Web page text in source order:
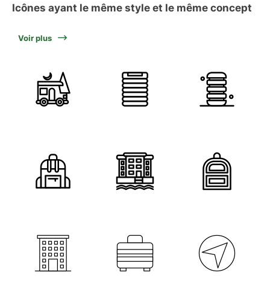
Icônes ayant le même style et le même concept
Voir plus